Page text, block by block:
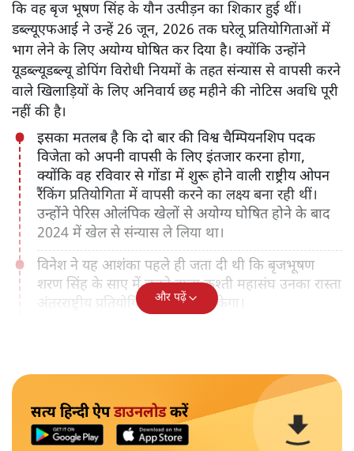
कि वह बृज भूषण सिंह के यौन उत्पीड़न का शिकार हुई थीं।
डब्ल्यूएफआई ने उन्हें 26 जून, 2026 तक घरेलू प्रतियोगिताओं में
भाग लेने के लिए अयोग्य घोषित कर दिया है। क्योंकि उन्होंने
यूडब्ल्यूडब्ल्यू डोपिंग विरोधी नियमों के तहत संन्यास से वापसी करने
वाले खिलाड़ियों के लिए अनिवार्य छह महीने की नोटिस अवधि पूरी
नहीं की है।
इसका मतलब है कि दो बार की विश्व चैम्पियनशिप पदक
विजेता को अपनी वापसी के लिए इंतजार करना होगा,
क्योंकि वह रविवार से गोंडा में शुरू होने वाली राष्ट्रीय ओपन
रैंकिंग प्रतियोगिता में वापसी करने का लक्ष्य बना रही थीं।
उन्होंने पेरिस ओलंपिक खेलों से अयोग्य घोषित होने के बाद
2024 में खेल से संन्यास ले लिया था।
विनेश ने यह आशंका पहले ही जता दी थी कि बृजभूषण
शरण सिंह के साए में चलने वाला कुश्ती महासंघ उनका रास्ता
अंतरराष्ट्रीय प्रतियोगिता में जाने से रोकेगा।
और पढ़ें
सत्य हिन्दी ऐपडाउनलोडकरें